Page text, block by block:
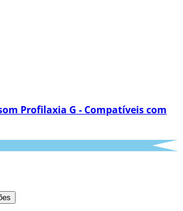
Profilaxia G - Compatíveis com